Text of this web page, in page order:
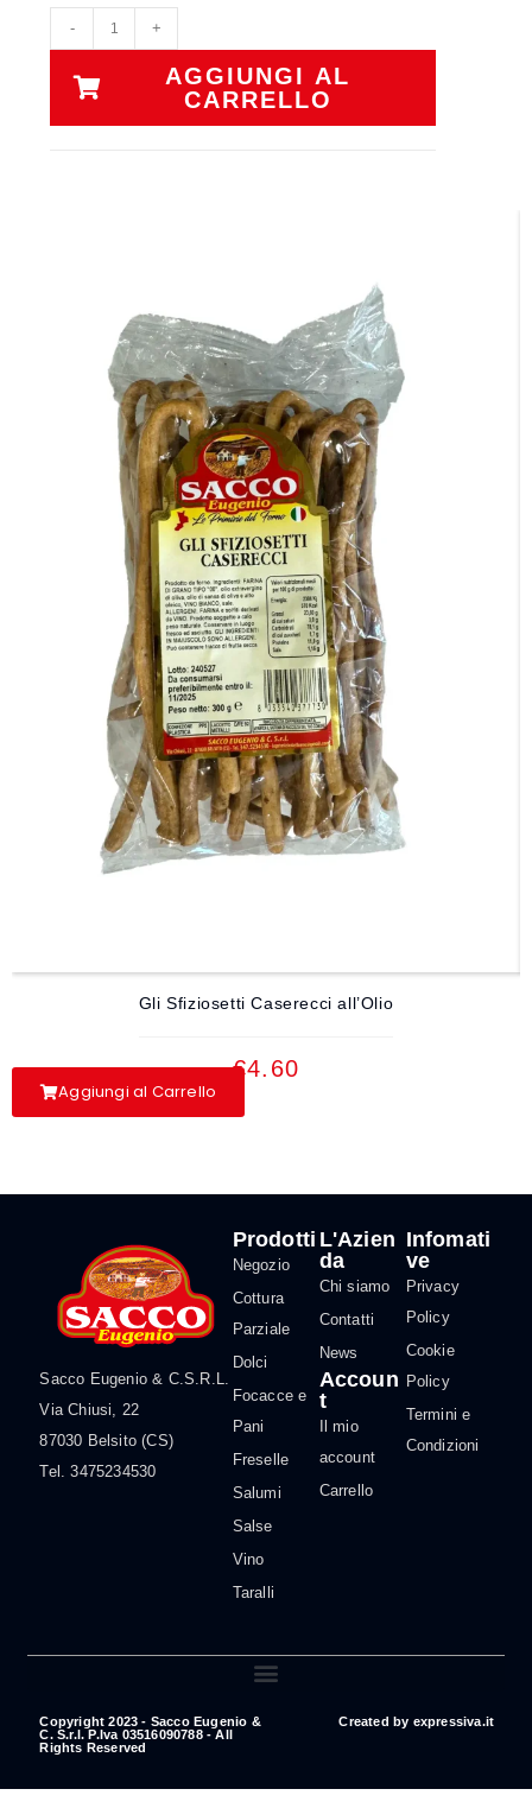
- +
AGGIUNGI AL
CARRELLO
Gli Sfiziosetti Caserecci all’Olio
€4.60
Aggiungi al Carrello
Sacco Eugenio & C.S.R.L.
Via Chiusi, 22
87030 Belsito (CS)
Tel. 3475234530
Prodotti
Negozio
Cottura
Parziale
Dolci
Focacce e
Pani
Freselle
Salumi
Salse
Vino
Taralli
L'Azien
da
Chi siamo
Contatti
News
Accoun
t
Il mio
account
Carrello
Infomati
ve
Privacy
Policy
Cookie
Policy
Termini e
Condizioni
Copyright 2023 - Sacco Eugenio &
C. S.r.l. P.Iva 03516090788 - All
Rights Reserved
Created by expressiva.it